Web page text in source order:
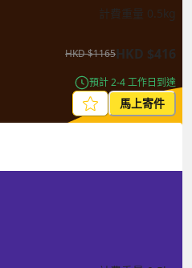
計費重量 0.5kg
HKD$1165HKD $416
預計 2-4 工作日到達
馬上寄件